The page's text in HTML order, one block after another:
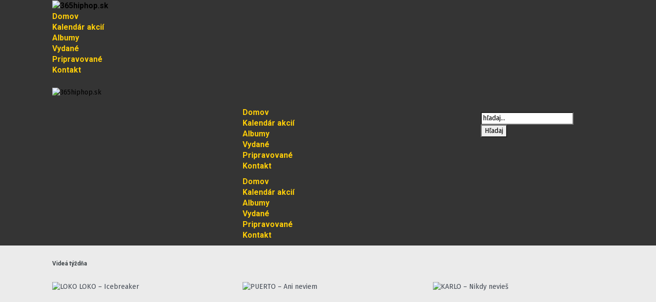
Domov
Kalendár akcií
Albumy
Vydané
Pripravované
Kontakt
Domov
Kalendár akcií
Albumy
Vydané
Pripravované
Kontakt
Domov
Kalendár akcií
Albumy
Vydané
Pripravované
Kontakt
Videá týždňa